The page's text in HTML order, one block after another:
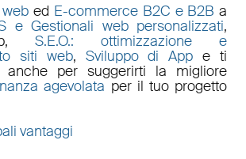
ed E-commerce B2C e B2B a
e Gestionali web personalizzati,
,S.E.O.: ottimizzazione e
siti web, Sviluppo di App e ti
anche per suggerirti la migliore
agevolata per il tuo progetto
vantaggi